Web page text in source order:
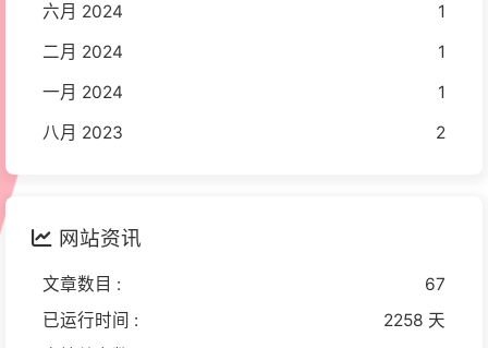
六月 2024
1
二月 2024
1
一月 2024
1
八月 2023
2
网站资讯
文章数目 :
67
已运行时间 :
2258 天